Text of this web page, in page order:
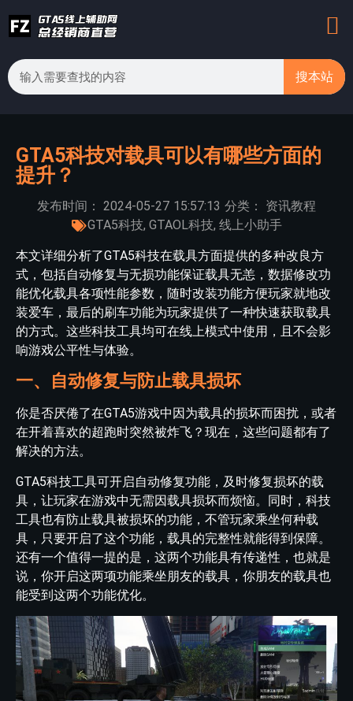
搜本站
GTA5科技对载具可以有哪些方面的
提升？
发布时间： 2024-05-27 15:57:13 分类：
资讯教程
GTA5科技, GTAOL科技, 线上小助手
本文详细分析了GTA5科技在载具方面提供的多种改良方
式，包括自动修复与无损功能保证载具无恙，数据修改功
能优化载具各项性能参数，随时改装功能方便玩家就地改
装爱车，最后的刷车功能为玩家提供了一种快速获取载具
的方式。这些科技工具均可在线上模式中使用，且不会影
响游戏公平性与体验。
一、自动修复与防止载具损坏
你是否厌倦了在GTA5游戏中因为载具的损坏而困扰，或者
在开着喜欢的超跑时突然被炸飞？现在，这些问题都有了
解决的方法。
GTA5科技工具可开启自动修复功能，及时修复损坏的载
具，让玩家在游戏中无需因载具损坏而烦恼。同时，科技
工具也有防止载具被损坏的功能，不管玩家乘坐何种载
具，只要开启了这个功能，载具的完整性就能得到保障。
还有一个值得一提的是，这两个功能具有传递性，也就是
说，你开启这两项功能乘坐朋友的载具，你朋友的载具也
能受到这两个功能优化。